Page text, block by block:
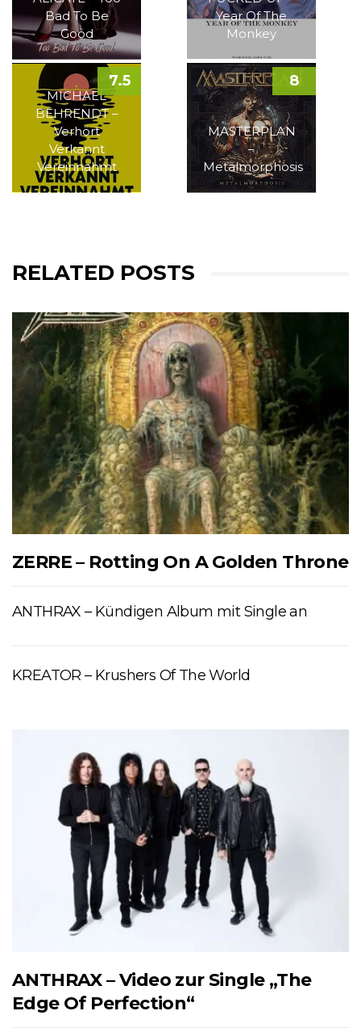
Bad To Be
Good
Year Of The
Monkey
MICHAEL
BEHRENDT –
Verhört
Verkannt
Vereinnahmt
7.5
MASTERPLAN
–
Metalmorphosis
8
RELATED POSTS
ZERRE – Rotting On A Golden Throne
ANTHRAX – Kündigen Album mit Single an
KREATOR – Krushers Of The World
ANTHRAX – Video zur Single „The
Edge Of Perfection“